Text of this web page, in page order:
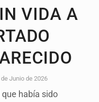
VIDA A
de Junio de 2026
había sido